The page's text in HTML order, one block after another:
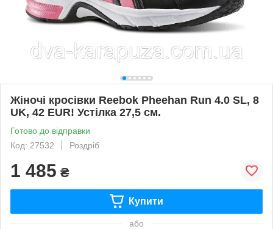
Жіночі кросівки Reebok Pheehan Run 4.0 SL, 8
UK, 42 EUR! Устілка 27,5 см.
Готово до відправки
Код: 27532
Роздріб
1 485 ₴
Купити
або